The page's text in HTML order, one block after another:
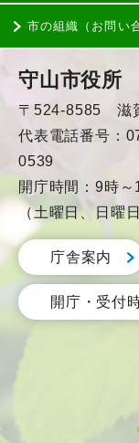
市の組織（お問い
守山市役所
〒524-8585 滋
代表電話番号：
0539
開庁時間：9時～
（土曜日、日曜
庁舎案内
開庁・受付